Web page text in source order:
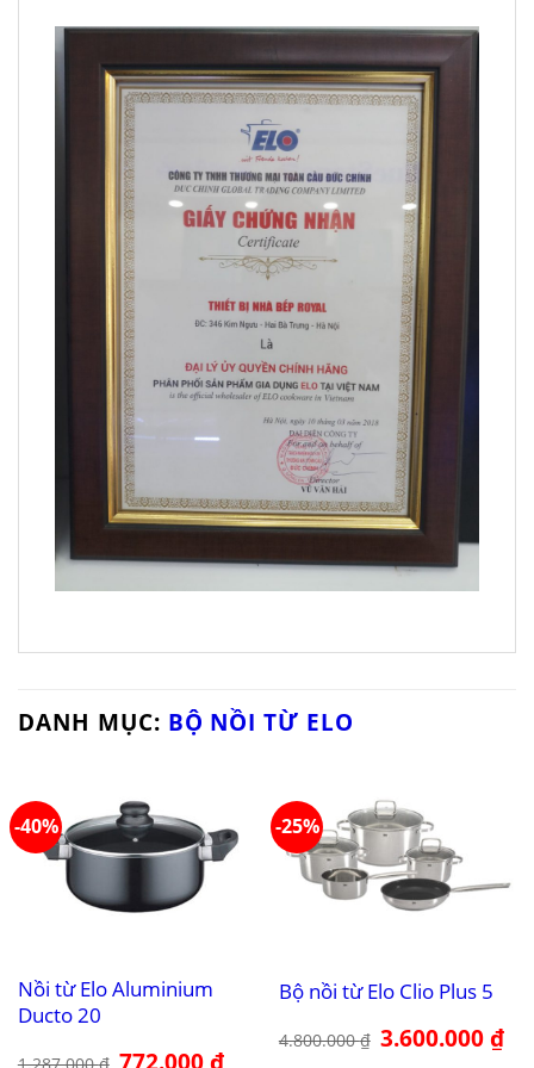
DANH MỤC: BỘ NỒI TỪ ELO
-40%
Nồi từ Elo Aluminium
Ducto 20
Giá Giá
-25%
Bộ nồi từ Elo Clio Plus 5
4.800.000₫ Giá
gốc
3.600.000₫Giá